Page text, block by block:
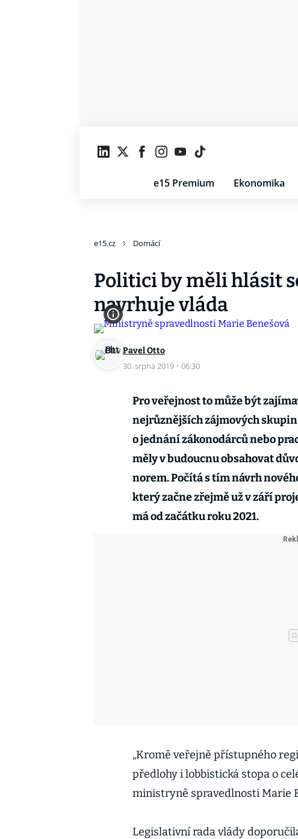
e15 Premium Ekonomika
e15.cz Domácí
Politici by měli hlásit
navrhuje vláda
Pavel Otto
30. srpna 2019 · 06:30
Pro veřejnost to může být
nejrůznějších zájmových
o jednání zákonodárců nebo
měly v budoucnu obsahovat
norem. Počítá s tím návrh
který začne zřejmě už v září
má od začátku roku 2021.
„Kromě veřejně přístupného
předlohy i lobbistická stopa o
ministryně spravedlnosti Marie
Legislativní rada vlády